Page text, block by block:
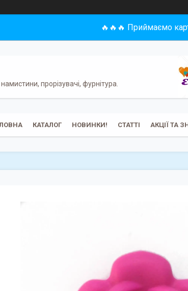
🔥🔥🔥 Приймаємо
прорізувачі, фурнітура.
КАТАЛОГ НОВИНКИ! СТАТТІ АКЦІЇ ТА